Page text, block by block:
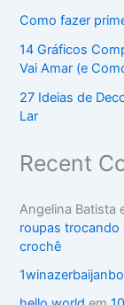
Como fazer
14 Gráficos
Vai Amar (e
27 Ideias de
Lar
Recent
Angelina Batista
roupas trocando
crochê